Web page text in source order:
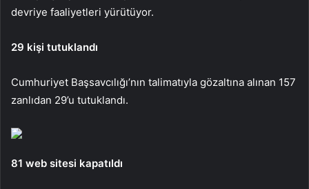
devriye faaliyetleri yürütüyor.
29 kişi tutuklandı
Cumhuriyet Başsavcılığı’nın talimatıyla gözaltına alınan 157
zanlıdan 29’u tutuklandı.
81 web sitesi kapatıldı